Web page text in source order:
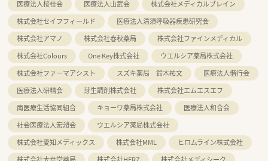
医療法人桜桂会
医療法人山武会
株式会社メディカルブレイン
株式会社セイフフィールド
医療法人清須呼吸器疾患研究会
株式会社アマノ
株式会社春秋薬局
株式会社ファインメディカル
株式会社Colours
One Key株式会社
ウエルシア薬局株式会社
株式会社ファーマアシスト
スズキ薬局 鈴木祐文
医療法人偕行会
医療法人研精会
芽生調剤株式会社
株式会社エムエスエフ
南医療生活協同組合
キョーワ薬局株式会社
医療法人和合会
社会医療法人宏潤会
ウエルシア薬局株式会社
株式会社愛知メディックス
株式会社MML
ヒロムライン株式会社